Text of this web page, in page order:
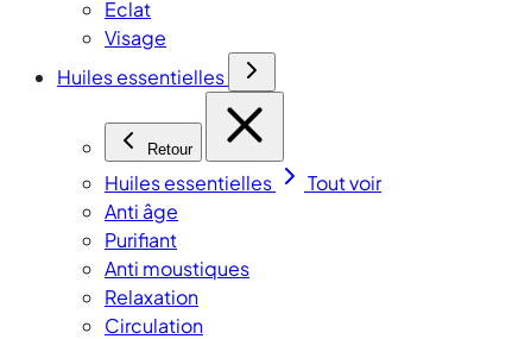
Eclat
Visage
Huiles essentielles
Retour
Huiles essentielles
Tout voir
Anti âge
Purifiant
Anti moustiques
Relaxation
Circulation